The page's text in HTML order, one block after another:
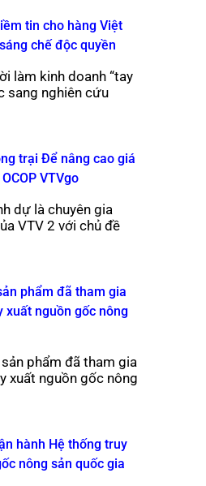
tin cho hàng Việt
chế độc quyền
làm kinh doanh “tay
sang nghiên cứu
trại Để nâng cao giá
VTVgo
dự là chuyên gia
VTV 2 với chủ đề
phẩm đã tham gia
xuất nguồn gốc nông
phẩm đã tham gia
xuất nguồn gốc nông
hành Hệ thống truy
nông sản quốc gia